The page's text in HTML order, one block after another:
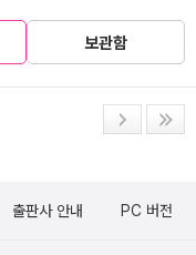
보관함
출판사 안내 PC 버전